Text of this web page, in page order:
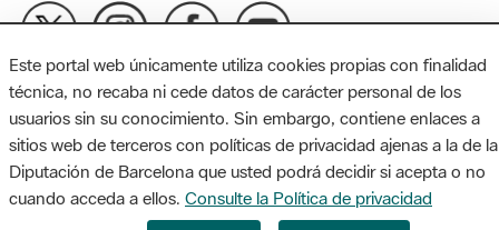
MAPA WEB
Diputación de Barcelona. Edifici Llacuna, 1a planta. Badajoz, 49.
08005 Barcelona. Tel. 934 022 428 / xarxaparcs@diba.cat
Este portal web únicamente utiliza cookies propias con finalidad
técnica, no recaba ni cede datos de carácter personal de los
usuarios sin su conocimiento. Sin embargo, contiene enlaces a
sitios web de terceros con políticas de privacidad ajenas a la de la
Diputación de Barcelona que usted podrá decidir si acepta o no
cuando acceda a ellos. Consulte la Política de privacidad